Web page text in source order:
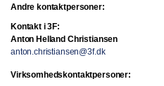
Andre kontaktpersoner:
Kontakt i 3F:
Anton Helland Christiansen
anton.christiansen@3f.dk
Virksomhedskontaktpersoner: